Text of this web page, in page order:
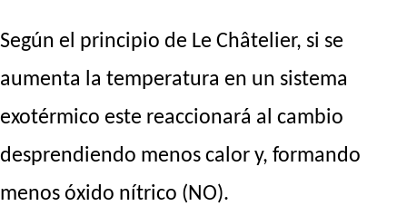
Según el principio de Le Châtelier, si se
aumenta la temperatura en un sistema
exotérmico este reaccionará al cambio
desprendiendo menos calor y, formando
menos óxido nítrico (NO).